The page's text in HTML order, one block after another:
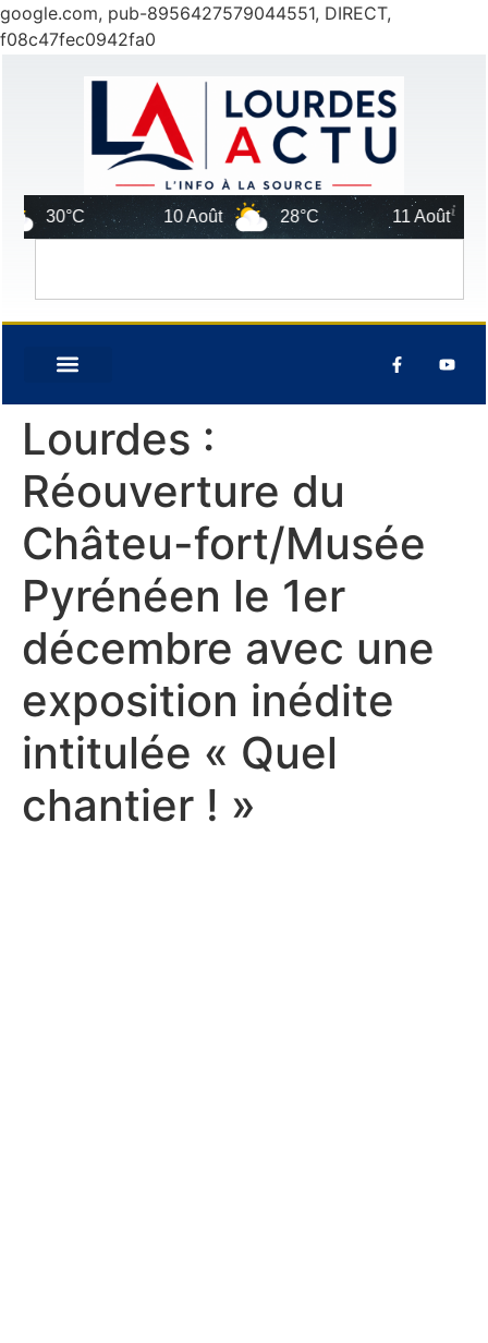
google.com, pub-8956427579044551, DIRECT,
f08c47fec0942fa0
30°C 10 Août 28°C 11 Août
Lourdes :
Réouverture du
Châteu-fort/Musée
Pyrénéen le 1er
décembre avec une
exposition inédite
intitulée « Quel
chantier ! »